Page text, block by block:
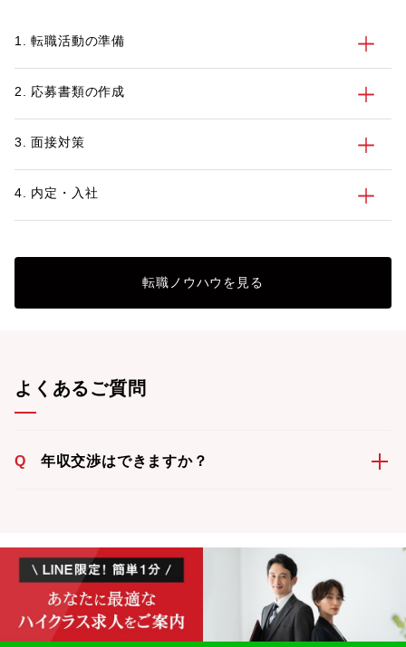
1. 転職活動の準備
2. 応募書類の作成
3. 面接対策
4. 内定・入社
転職ノウハウを見る
よくあるご質問
Q 年収交渉はできますか？